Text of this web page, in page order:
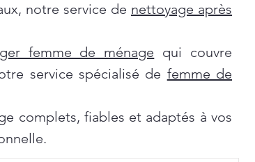
notre service de nettoyage après
femme de ménage qui couvre
service spécialisé de femme de
complets, fiables et adaptés à vos